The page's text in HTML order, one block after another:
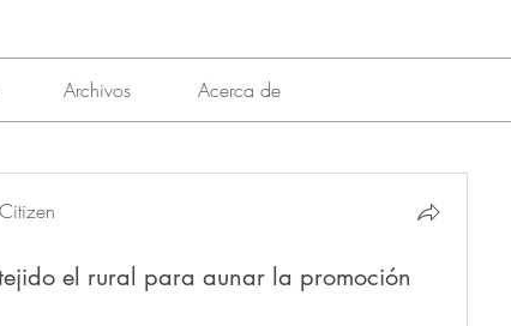
Archivos Acerca de
el rural para aunar la promoción